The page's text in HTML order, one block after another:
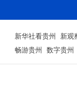
新华社看贵州 新观
畅游贵州 数字贵州